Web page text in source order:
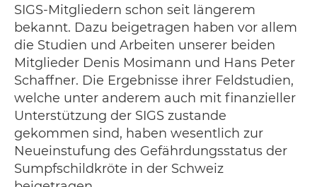
SIGS-Mitgliedern schon seit längerem
bekannt. Dazu beigetragen haben vor allem
die Studien und Arbeiten unserer beiden
Mitglieder Denis Mosimann und Hans Peter
Schaffner. Die Ergebnisse ihrer Feldstudien,
welche unter anderem auch mit finanzieller
Unterstützung der SIGS zustande
gekommen sind, haben wesentlich zur
Neueinstufung des Gefährdungsstatus der
Sumpfschildkröte in der Schweiz